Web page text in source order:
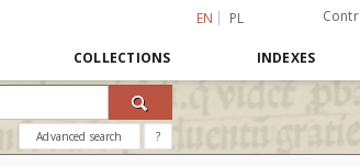
EN PL
COLLECTIONS INDEXES
Advanced search ?